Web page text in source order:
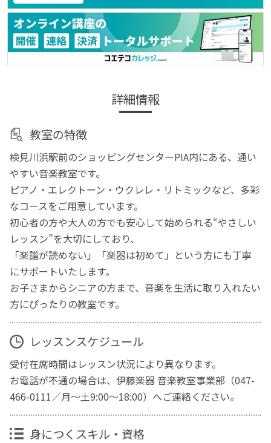
詳細情報
教室の特徴
検見川浜駅前のショッピングセンターPIA内にある、通い
やすい音楽教室です。
ピアノ・エレクトーン・ウクレレ・リトミックなど、多彩
なコースをご用意しています。
初心者の方や大人の方でも安心して始められる“やさしい
レッスン”を大切にしており、
「楽譜が読めない」「楽器は初めて」という方にも丁寧
にサポートいたします。
お子さまからシニアの方まで、音楽を生活に取り入れたい
方にぴったりの教室です。
レッスンスケジュール
受付在席時間はレッスン状況により異なります。
お電話が不通の場合は、伊藤楽器 音楽教室事業部（047-
466-0111／月〜土9:00〜18:00）へご連絡ください。
身につくスキル・資格